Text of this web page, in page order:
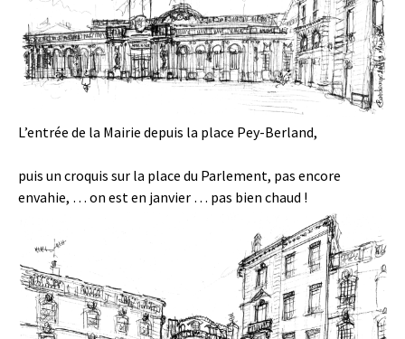
L’entrée de la Mairie depuis la place Pey-Berland,
puis un croquis sur la place du Parlement, pas encore
envahie, … on est en janvier … pas bien chaud !